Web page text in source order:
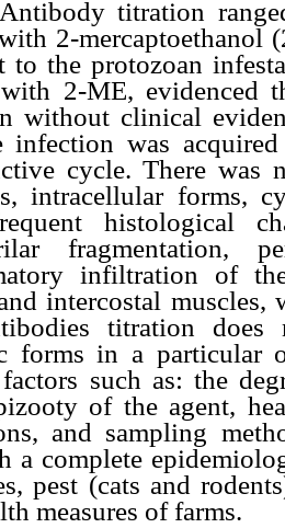
titration
2-mercaptoethanol
to the protozoan
2-ME, evidenced
without clinical
infection was
cycle. There was
intracellular forms,
histological
fragmentation,
infiltration of
intercostal
titration does
forms in a particular
such as: the
of the agent,
and sampling
a complete
pest (cats and
measures of farms.